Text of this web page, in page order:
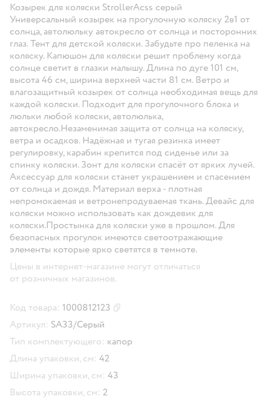
Козырек для коляски StrollerAcss серый
Универсальный козырек на прогулочную коляску 2в1 от
солнца, автолюльку автокресло от солнца и посторонних
глаз. Тент для детской коляски. Забудьте про пеленка на
коляску. Капюшон для коляски решит проблему когда
солнце светит в глазки малышу. Длина по дуге 101 см,
высота 46 см, ширина верхней части 81 см. Ветро и
влагозащитный козырек от солнца необходимая вещь для
каждой коляски. Подходит для прогулочного блока и
люльки любой коляски, автолюлька,
автокресло.Незаменимая защита от солнца на коляску,
ветра и осадков. Надёжная и тугая резинка имеет
регулировку, карабин крепится под сиденье или за
спинку коляски. Зонт для коляски спасёт от ярких лучей.
Аксессуар для коляски станет украшением и спасением
от солнца и дождя. Материал верха - плотная
непромокаемая и ветронепродуваемая ткань. Девайс для
коляски можно использовать как дождевик для
коляски.Простынка для коляски уже в прошлом. Для
безопасных прогулок имеются светоотражающие
элементы которые ярко светятся в темноте.
Цены в интернет-магазине могут отличаться
от розничных магазинов.
Код товара: 1000812123
Артикул: SA33/Серый
Тип комплектующего: капор
Длина упаковки, см: 42
Ширина упаковки, см: 43
Высота упаковки, см: 2